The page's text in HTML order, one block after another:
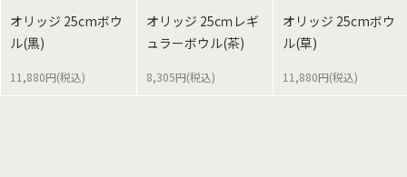
オリッジ 25cmボウ
ル(黒)
11,880円(税込)
オリッジ 25cｍレギ
ュラーボウル(茶)
8,305円(税込)
オリッジ 25cmボウ
ル(草)
11,880円(税込)